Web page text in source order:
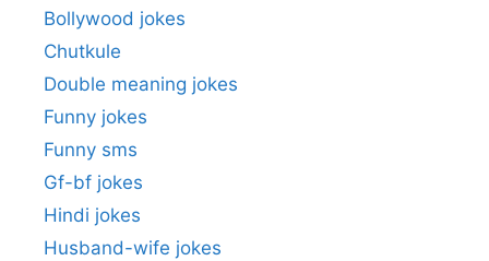
Bollywood jokes
Chutkule
Double meaning jokes
Funny jokes
Funny sms
Gf-bf jokes
Hindi jokes
Husband-wife jokes